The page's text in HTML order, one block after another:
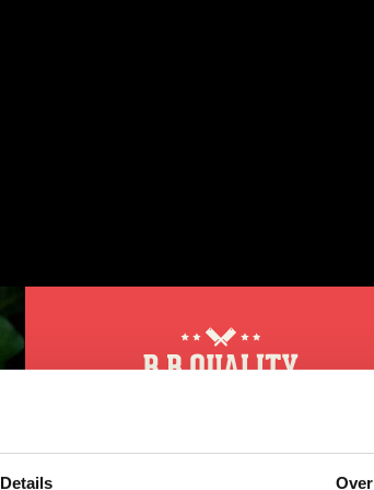
Details Over
10% korting op je